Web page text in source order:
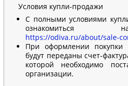
Условия купли-продажи
С полными условиями
ознакомиться
https://odiva.ru/about/sale-
При оформлении покупки
будут переданы счет-
которой необходимо
организации.